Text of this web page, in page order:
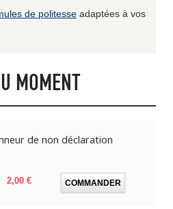
de politesse adaptées à vos
MOMENT
de non déclaration
Prix
2,00 € COMMANDER